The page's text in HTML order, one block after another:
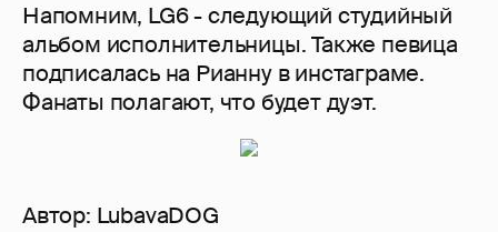
Напомним, LG6 - следующий студийный
альбом исполнительницы. Также певица
подписалась на Рианну в инстаграме.
Фанаты полагают, что будет дуэт.
Автор: LubavaDOG